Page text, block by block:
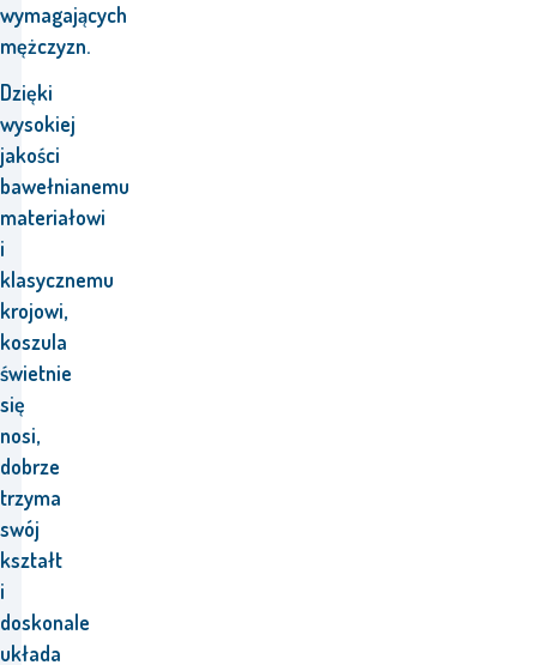
wymagających
mężczyzn.
Dzięki
wysokiej
jakości
bawełnianemu
materiałowi
i
klasycznemu
krojowi,
koszula
świetnie
się
nosi,
dobrze
trzyma
swój
kształt
i
doskonale
układa